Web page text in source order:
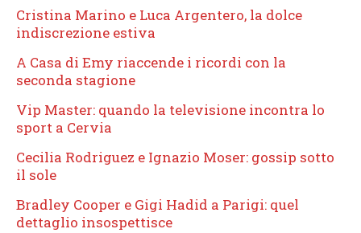
Cristina Marino e Luca Argentero, la dolce
indiscrezione estiva
A Casa di Emy riaccende i ricordi con la
seconda stagione
Vip Master: quando la televisione incontra lo
sport a Cervia
Cecilia Rodriguez e Ignazio Moser: gossip sotto
il sole
Bradley Cooper e Gigi Hadid a Parigi: quel
dettaglio insospettisce